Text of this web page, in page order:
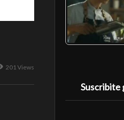
201 Views
Suscribite